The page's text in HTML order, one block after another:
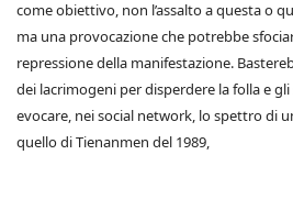
come obiettivo, non l’assalto a questa o
ma una provocazione che potrebbe
repressione della manifestazione.
dei lacrimogeni per disperdere la folla e
evocare, nei social network, lo spettro di
quello di Tienanmen del 1989,